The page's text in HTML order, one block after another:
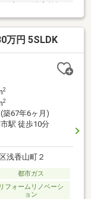
い追焚機能のあ
ットが大きいの
がこもらずいつ
ブランドイメー
万円 5SLDK
2
2
築67年6ヶ月)
駅 徒歩10分
浅香山町２
都市ガス
リフォームリノベーシ
ョン